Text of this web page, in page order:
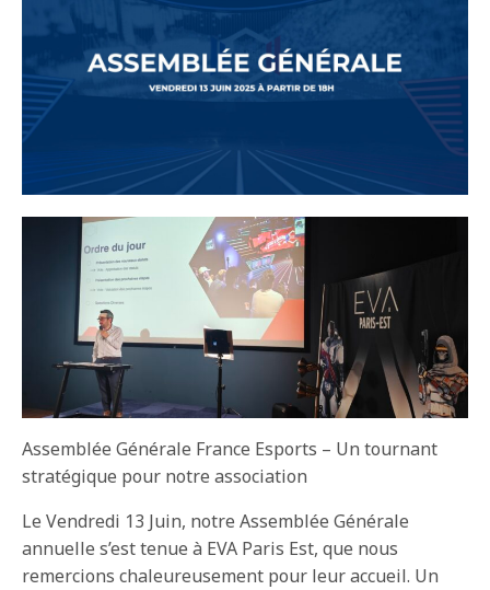
Assemblée Générale France Esports – Un tournant
stratégique pour notre association
Le Vendredi 13 Juin, notre Assemblée Générale
annuelle s’est tenue à EVA Paris Est, que nous
remercions chaleureusement pour leur accueil. Un